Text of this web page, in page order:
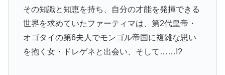
その知識と知恵を持ち、自分の才能を発揮できる
世界を求めていたファーティマは、第2代皇帝・
オゴタイの第6夫人でモンゴル帝国に複雑な思い
を抱く女・ドレゲネと出会い、そして……!?